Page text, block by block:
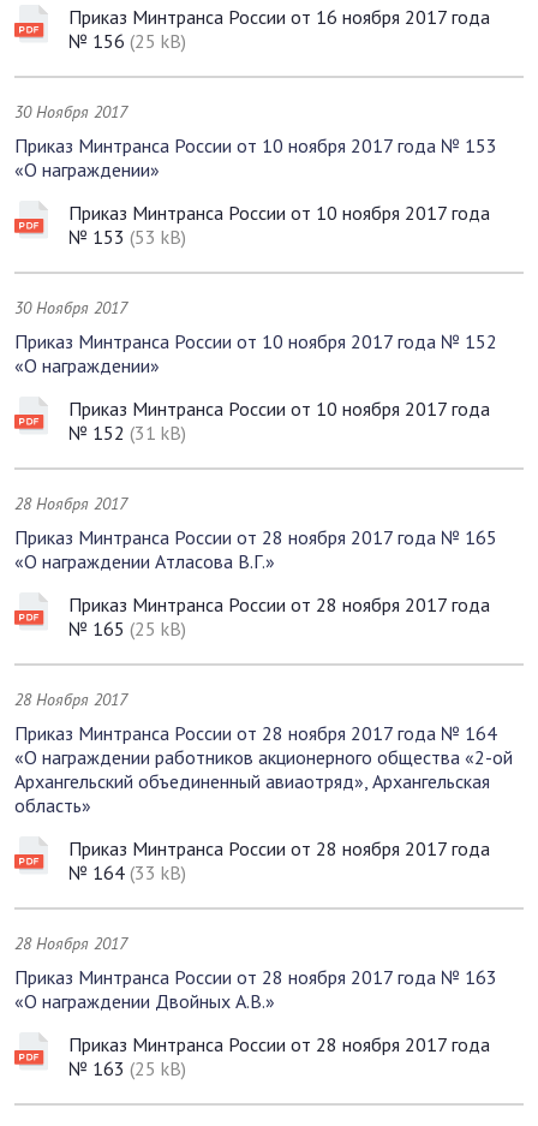
Приказ Минтранса России от 16 ноября 2017 года
№ 156 (25 kB)
30 Ноября 2017
Приказ Минтранса России от 10 ноября 2017 года № 153
«О награждении»
Приказ Минтранса России от 10 ноября 2017 года
№ 153 (53 kB)
30 Ноября 2017
Приказ Минтранса России от 10 ноября 2017 года № 152
«О награждении»
Приказ Минтранса России от 10 ноября 2017 года
№ 152 (31 kB)
28 Ноября 2017
Приказ Минтранса России от 28 ноября 2017 года № 165
«О награждении Атласова В.Г.»
Приказ Минтранса России от 28 ноября 2017 года
№ 165 (25 kB)
28 Ноября 2017
Приказ Минтранса России от 28 ноября 2017 года № 164
«О награждении работников акционерного общества «2-ой
Архангельский объединенный авиаотряд», Архангельская
область»
Приказ Минтранса России от 28 ноября 2017 года
№ 164 (33 kB)
28 Ноября 2017
Приказ Минтранса России от 28 ноября 2017 года № 163
«О награждении Двойных А.В.»
Приказ Минтранса России от 28 ноября 2017 года
№ 163 (25 kB)